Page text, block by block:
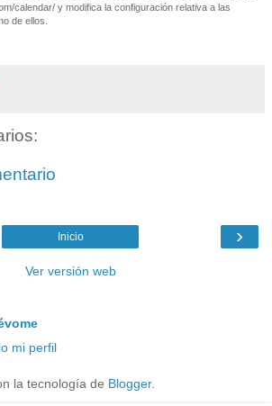
calendar/ y modifica la configuración relativa a las
de ellos.
›
Inicio
Ver versión web
mi perfil
la tecnología de Blogger.